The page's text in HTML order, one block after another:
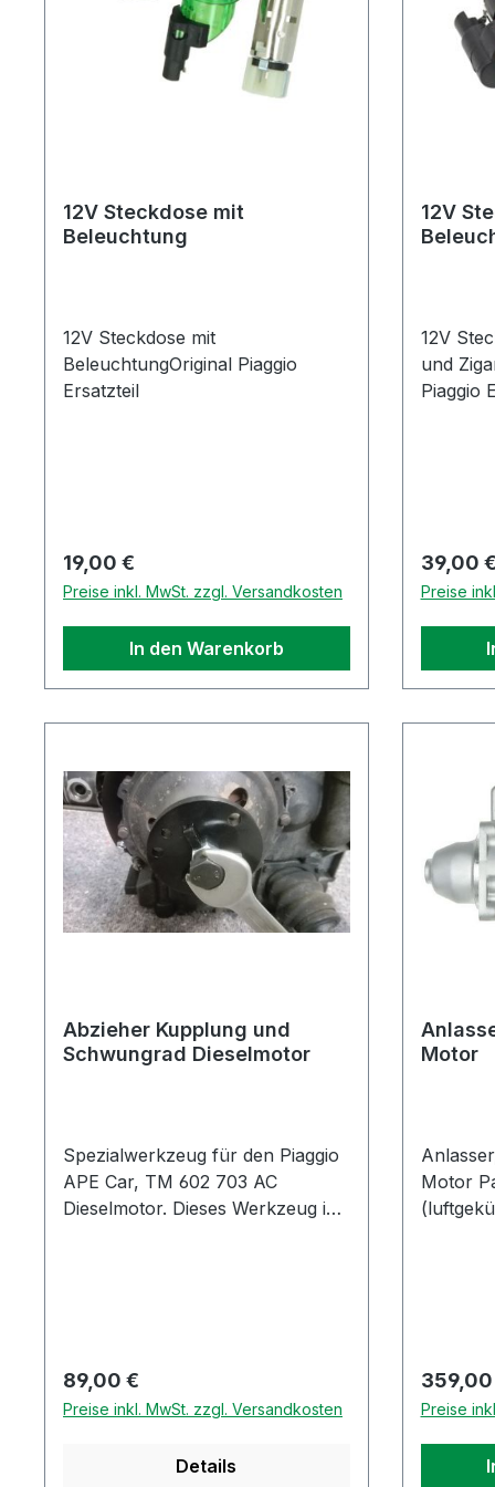
12V Steckdose mit
Beleuchtung
12V Steckdose mit
BeleuchtungOriginal Piaggio
Ersatzteil
Regulärer Preis:
19,00 €
Preise inkl. MwSt. zzgl. Versandkosten
In den Warenkorb
12V
12V
und
Piaggio
39,00 €
Preise
Abzieher Kupplung und
Schwungrad Dieselmotor
Spezialwerkzeug für den Piaggio
APE Car, TM 602 703 AC
Dieselmotor. Dieses Werkzeug ist
Beschädigung der Bauteile bzw.
der Kurbelwelle durchführen. Das
Universalwerkzeug und für
Regulärer Preis:
89,00 €
Preise inkl. MwSt. zzgl. Versandkosten
Details
Motor
Motor
359,00
Preise